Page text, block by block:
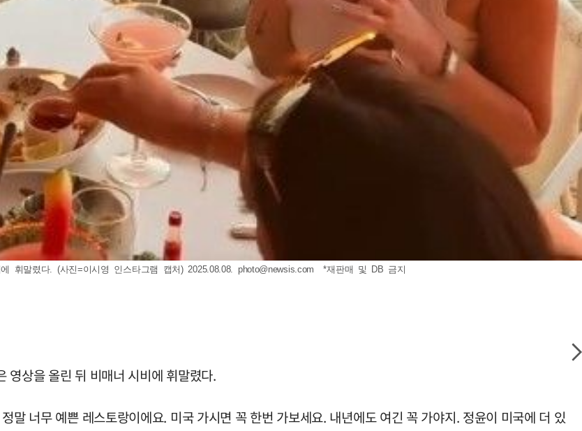
휘말렸다. (사진=이시영 인스타그램 캡처) 2025.08.08. photo@newsis.com *재판매 및 DB 금지
영상을 올린 뒤 비매너 시비에 휘말렸다.
말 너무 예쁜 레스토랑이에요. 미국 가시면 꼭 한번 가보세요. 내년에도 여긴 꼭 가야지. 정윤이 미국에 더 있